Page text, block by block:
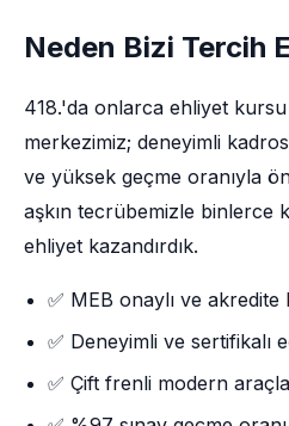
Neden Bizi Tercih
418.'da onlarca ehliyet
merkezimiz; deneyimli
ve yüksek geçme oranıyla
aşkın tecrübemizle binlerce
ehliyet kazandırdık.
✅ MEB onaylı ve akredite
✅ Deneyimli ve sertifikalı
✅ Çift frenli modern